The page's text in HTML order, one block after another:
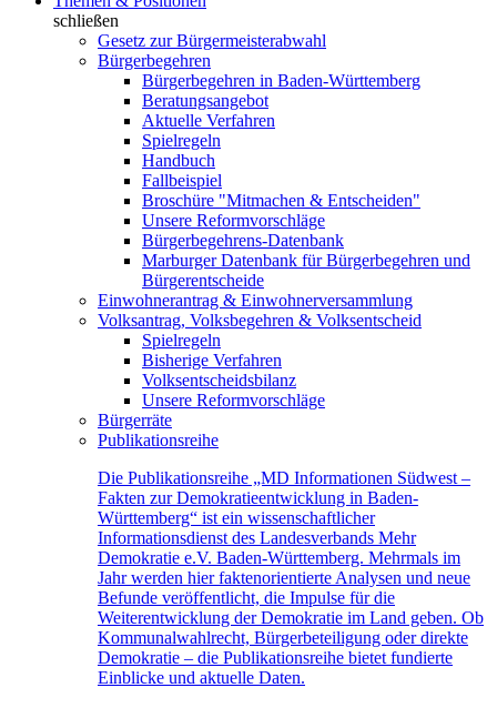
schließen
Gesetz zur Bürgermeisterabwahl
Bürgerbegehren
Bürgerbegehren in Baden-Württemberg
Beratungsangebot
Aktuelle Verfahren
Spielregeln
Handbuch
Fallbeispiel
Broschüre "Mitmachen & Entscheiden"
Unsere Reformvorschläge
Bürgerbegehrens-Datenbank
Marburger Datenbank für Bürgerbegehren und
Bürgerentscheide
Einwohnerantrag & Einwohnerversammlung
Volksantrag, Volksbegehren & Volksentscheid
Spielregeln
Bisherige Verfahren
Volksentscheidsbilanz
Unsere Reformvorschläge
Bürgerräte
Publikationsreihe
Die Publikationsreihe „MD Informationen Südwest –
Fakten zur Demokratieentwicklung in Baden-
Württemberg“ ist ein wissenschaftlicher
Informationsdienst des Landesverbands Mehr
Demokratie e.V. Baden-Württemberg. Mehrmals im
Jahr werden hier faktenorientierte Analysen und neue
Befunde veröffentlicht, die Impulse für die
Weiterentwicklung der Demokratie im Land geben. Ob
Kommunalwahlrecht, Bürgerbeteiligung oder direkte
Demokratie – die Publikationsreihe bietet fundierte
Einblicke und aktuelle Daten.